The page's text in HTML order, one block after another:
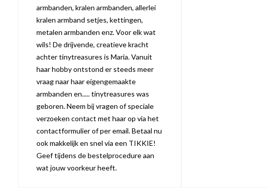
armbanden, kralen armbanden, allerlei
kralen armband setjes, kettingen,
metalen armbanden enz. Voor elk wat
wils! De drijvende, creatieve kracht
achter tinytreasures is Maria. Vanuit
haar hobby ontstond er steeds meer
vraag naar haar eigengemaakte
armbanden en..... tinytreasures was
geboren. Neem bij vragen of speciale
verzoeken contact met haar op via het
contactformulier of per email. Betaal nu
ook makkelijk en snel via een TIKKIE!
Geef tijdens de bestelprocedure aan
wat jouw voorkeur heeft.